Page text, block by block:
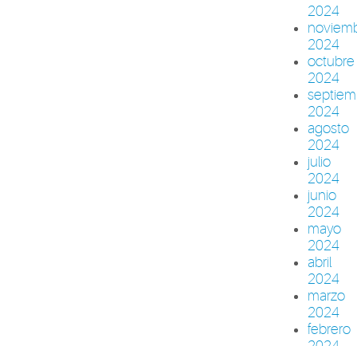
2024
2024
octubre
2024
2024
agosto
2024
julio
2024
junio
2024
mayo
2024
abril
2024
marzo
2024
febrero